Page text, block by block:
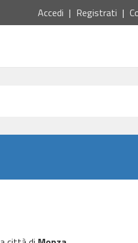
Accedi Registrati